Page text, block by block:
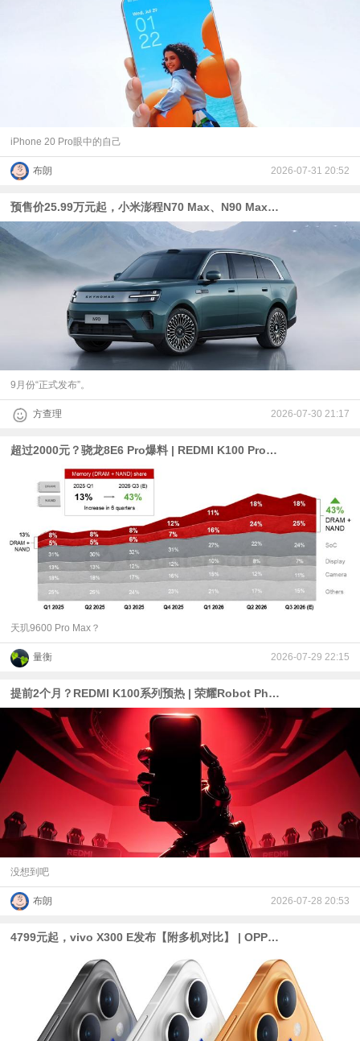
iPhone 20 Pro眼中的自己
布朗 2026-07-31 20:52
预售价25.99万元起，小米澎程N70 Max、N90 Max增程式SUV发布：“50万内最好的SUV之一”
9月份“正式发布”。
方查理 2026-07-30 21:17
超过2000元？骁龙8E6 Pro爆料 | REDMI K100 Pro跑分曝光：骁龙8E5 | 6月智能机出货量下降16.6%
天玑9600 Pro Max？
量衡 2026-07-29 22:15
提前2个月？REDMI K100系列预热 | 荣耀Robot Phone的影像配置公布、拯救者Y700无极为8.4英寸屏
没想到吧
布朗 2026-07-28 20:53
4799元起，vivo X300 E发布【附多机对比】 | OPPO首台10000mAh电池手机官宣 |荣耀Robot Phone定档